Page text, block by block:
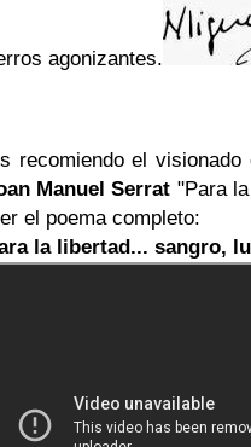
agonizantes.
recomiendo el
Manuel Serrat "Para
el poema completo:
la libertad... sangro,